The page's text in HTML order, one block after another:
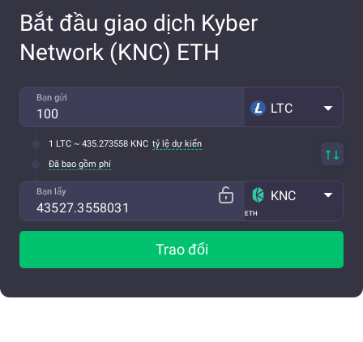
Bắt đầu giao dịch Kyber
Network (KNC) ETH
Bạn gửi
LTC
1 LTC ~ 435.273558 KNC tỷ lệ dự kiến
Đã bao gồm phí
Bạn lấy
ETH
KNC
Trao đổi